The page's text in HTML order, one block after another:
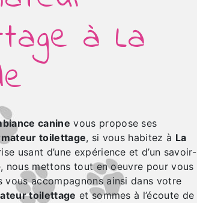
à La
canine vous propose ses
toilettage, si vous habitez à La
usant d’une expérience et d’un savoir-
nous mettons tout en oeuvre pour vous
vous accompagnons ainsi dans votre
toilettage et sommes à l’écoute de